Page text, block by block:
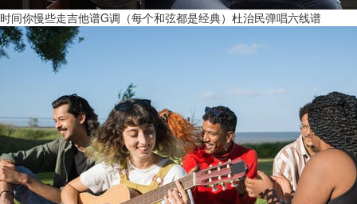
时间你慢些走吉他谱G调（每个和弦都是经典）杜治民弹唱六线谱